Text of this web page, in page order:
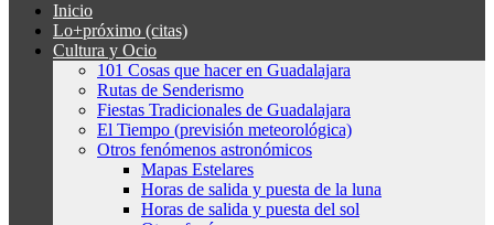
Inicio
Lo+próximo (citas)
Cultura y Ocio
101 Cosas que hacer en Guadalajara
Rutas de Senderismo
Fiestas Tradicionales de Guadalajara
El Tiempo (previsión meteorológica)
Otros fenómenos astronómicos
Mapas Estelares
Horas de salida y puesta de la luna
Horas de salida y puesta del sol